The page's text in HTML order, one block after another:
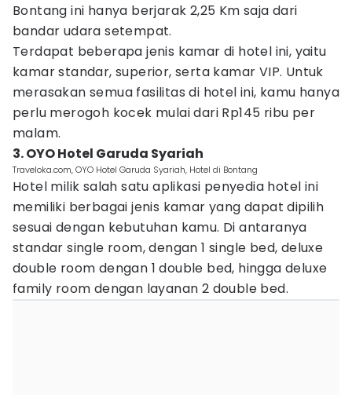
Bontang ini hanya berjarak 2,25 Km saja dari
bandar udara setempat.
Terdapat beberapa jenis kamar di hotel ini, yaitu
kamar standar, superior, serta kamar VIP. Untuk
merasakan semua fasilitas di hotel ini, kamu hanya
perlu merogoh kocek mulai dari Rp145 ribu per
malam.
3. OYO Hotel Garuda Syariah
Traveloka.com, OYO Hotel Garuda Syariah, Hotel di Bontang
Hotel milik salah satu aplikasi penyedia hotel ini
memiliki berbagai jenis kamar yang dapat dipilih
sesuai dengan kebutuhan kamu. Di antaranya
standar single room, dengan 1 single bed, deluxe
double room dengan 1 double bed, hingga deluxe
family room dengan layanan 2 double bed.